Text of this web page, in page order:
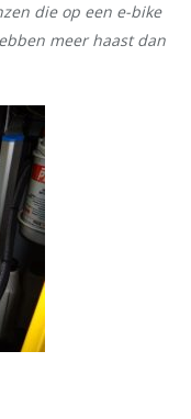
die op een e-bike
meer haast dan